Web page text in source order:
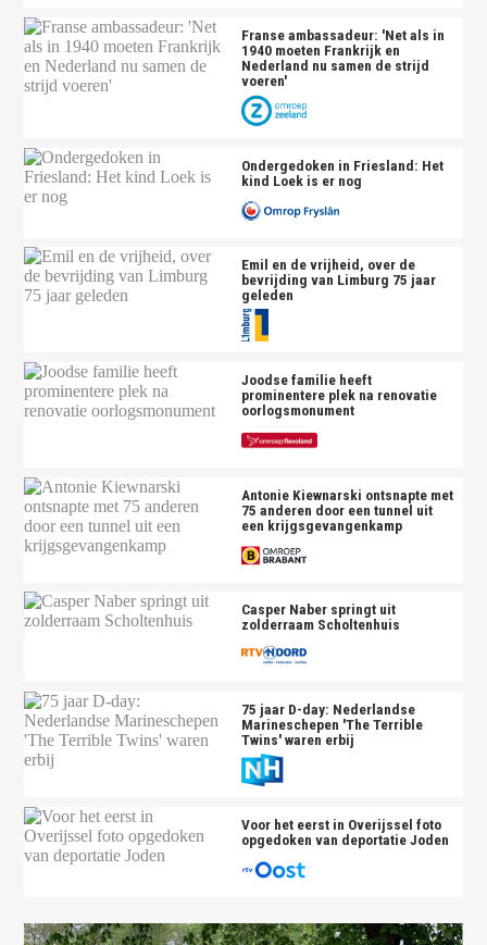
Franse ambassadeur: 'Net als in
1940 moeten Frankrijk en
Nederland nu samen de strijd
voeren'
Ondergedoken in Friesland: Het
kind Loek is er nog
Emil en de vrijheid, over de
bevrijding van Limburg 75 jaar
geleden
Joodse familie heeft
prominentere plek na renovatie
oorlogsmonument
Antonie Kiewnarski ontsnapte met
75 anderen door een tunnel uit
een krijgsgevangenkamp
Casper Naber springt uit
zolderraam Scholtenhuis
75 jaar D-day: Nederlandse
Marineschepen 'The Terrible
Twins' waren erbij
Voor het eerst in Overijssel foto
opgedoken van deportatie Joden